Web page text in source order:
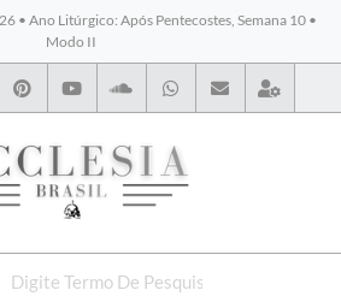
• Ano Litúrgico: Após Pentecostes, Semana 10 •
Modo II